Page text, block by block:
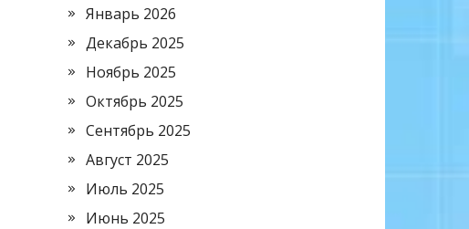
Январь 2026
Декабрь 2025
Ноябрь 2025
Октябрь 2025
Сентябрь 2025
Август 2025
Июль 2025
Июнь 2025